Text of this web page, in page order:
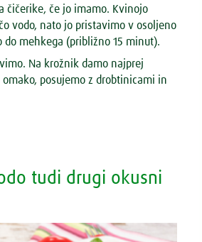
čičerike, če jo imamo. Kvinojo
vodo, nato jo pristavimo v osoljeno
mehkega (približno 15 minut).
Na krožnik damo najprej
posujemo z drobtinicami in
tudi drugi okusni